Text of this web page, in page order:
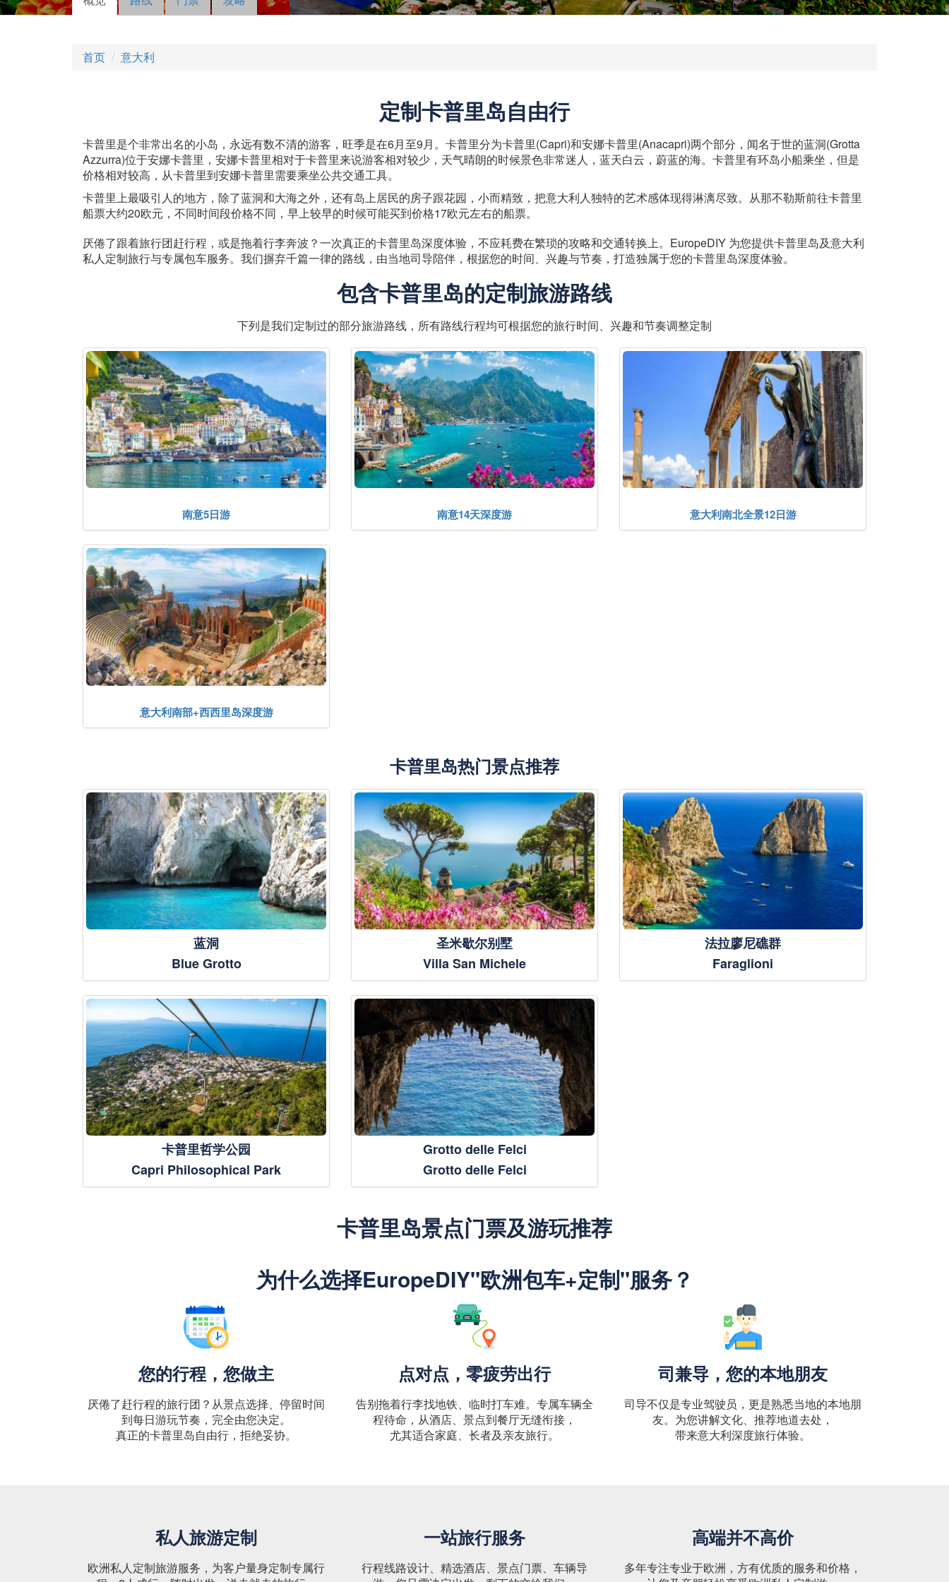
主标签
动标
首页 意大利
定制卡普里岛自由行
卡普里是个非常出名的小岛，永远有数不清的游客，旺季是在6月至9月。卡普里分为卡普里(Capri)和安娜卡普里(Anacapri)两个部分，闻名于世的蓝洞(Grotta
Azzurra)位于安娜卡普里，安娜卡普里相对于卡普里来说游客相对较少，天气晴朗的时候景色非常迷人，蓝天白云，蔚蓝的海。卡普里有环岛小船乘坐，但是
价格相对较高，从卡普里到安娜卡普里需要乘坐公共交通工具。
卡普里上最吸引人的地方，除了蓝洞和大海之外，还有岛上居民的房子跟花园，小而精致，把意大利人独特的艺术感体现得淋漓尽致。从那不勒斯前往卡普里
船票大约20欧元，不同时间段价格不同，早上较早的时候可能买到价格17欧元左右的船票。
厌倦了跟着旅行团赶行程，或是拖着行李奔波？一次真正的卡普里岛深度体验，不应耗费在繁琐的攻略和交通转换上。EuropeDIY 为您提供卡普里岛及意大利
私人定制旅行与专属包车服务。我们摒弃千篇一律的路线，由当地司导陪伴，根据您的时间、兴趣与节奏，打造独属于您的卡普里岛深度体验。
包含卡普里岛的定制旅游路线
下列是我们定制过的部分旅游路线，所有路线行程均可根据您的旅行时间、兴趣和节奏调整定制
南意5日游 南意14天深度游 意大利南北全景12日游
意大利南部+西西里岛深度游
卡普里岛热门景点推荐
蓝洞
Blue Grotto
圣米歇尔别墅
Villa San Michele
法拉廖尼礁群
Faraglioni
卡普里哲学公园
Capri Philosophical Park
Grotto delle Felci
Grotto delle Felci
卡普里岛景点门票及游玩推荐
为什么选择EuropeDIY"欧洲包车+定制"服务？
您的行程，您做主
厌倦了赶行程的旅行团？从景点选择、停留时间
到每日游玩节奏，完全由您决定。
真正的卡普里岛自由行，拒绝妥协。
点对点，零疲劳出行
告别拖着行李找地铁、临时打车难。专属车辆全
程待命，从酒店、景点到餐厅无缝衔接，
尤其适合家庭、长者及亲友旅行。
司兼导，您的本地朋友
司导不仅是专业驾驶员，更是熟悉当地的本地朋
友。为您讲解文化、推荐地道去处，
带来意大利深度旅行体验。
私人旅游定制
欧洲私人定制旅游服务，为客户量身定制专属行
一站旅行服务
行程线路设计、精选酒店、景点门票、车辆导
高端并不高价
多年专注专业于欧洲，方有优质的服务和价格，